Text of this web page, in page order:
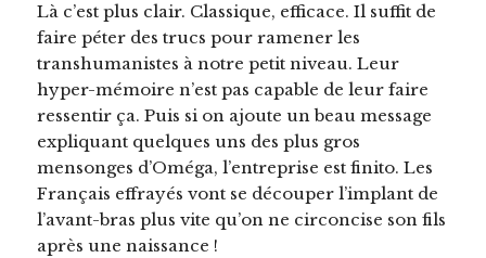
Là c’est plus clair. Classique, efficace. Il suffit de
faire péter des trucs pour ramener les
transhumanistes à notre petit niveau. Leur
hyper-mémoire n’est pas capable de leur faire
ressentir ça. Puis si on ajoute un beau message
expliquant quelques uns des plus gros
mensonges d’Oméga, l’entreprise est finito. Les
Français effrayés vont se découper l’implant de
l’avant-bras plus vite qu’on ne circoncise son fils
après une naissance !